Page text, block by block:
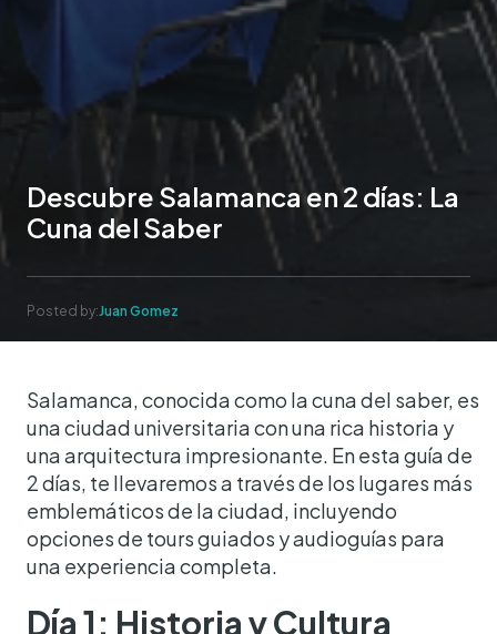
Descubre Salamanca en 2 días: La
Cuna del Saber
Posted by:Juan Gomez
Salamanca, conocida como la cuna del saber, es
una ciudad universitaria con una rica historia y
una arquitectura impresionante. En esta guía de
2 días, te llevaremos a través de los lugares más
emblemáticos de la ciudad, incluyendo
opciones de tours guiados y audioguías para
una experiencia completa.
Día 1: Historia y Cultura